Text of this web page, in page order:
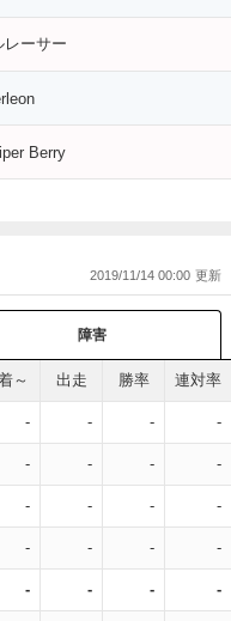
レーサー
Berry
2019/11/14 00:00
障害
～ 出走 勝率 連対率
- - - -
- - - -
- - - -
- - - -
- - - -